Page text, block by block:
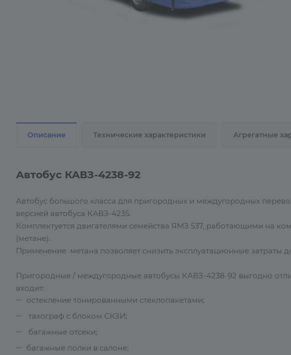
Описание Технические характеристики Агрегатные
Автобус КАВЗ-4238-92
Автобус большого класса для пригородных и междугородных
версией автобуса КАВЗ-4235.
Комплектуется двигателями семейства ЯМЗ 537, работающими на
(метане).
Применение метана позволяет снизить эксплуатационные затраты
Пригородные / междугородные автобусы КАВЗ-4238-92 выгодно
входит:
остекление тонированными стеклопакетами;
тахограф с блоком СКЗИ;
багажные отсеки;
багажные полки в салоне;